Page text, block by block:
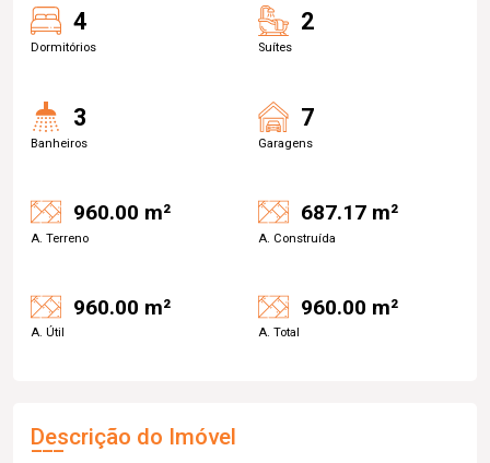
4
Dormitórios
2
Suítes
3
Banheiros
7
Garagens
960.00 m²
A. Terreno
687.17 m²
A. Construída
960.00 m²
A. Útil
960.00 m²
A. Total
Descrição do Imóvel